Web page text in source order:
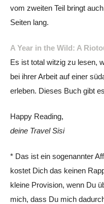
vom zweiten Teil bringt
Seiten lang.
A Year in the Wild: A
Es ist total witzig zu lesen,
bei ihrer Arbeit auf einer
erleben. Dieses Buch gibt
Happy Reading,
deine Travel Sisi
* Das ist ein sogenannter
kostet Dich das keinen
kleine Provision, wenn Du
mich, dass Du mich